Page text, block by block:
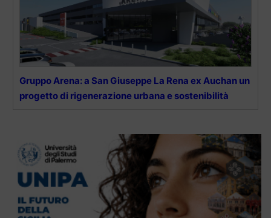
Gruppo Arena: a San Giuseppe La Rena ex Auchan un
progetto di rigenerazione urbana e sostenibilità